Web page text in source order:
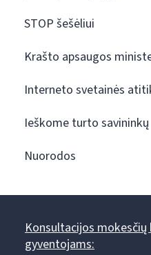
STOP šešėliui
Krašto apsaugos
Interneto svetainės
Ieškome turto savininkų
Nuorodos
Konsultacijos
gyventojams: